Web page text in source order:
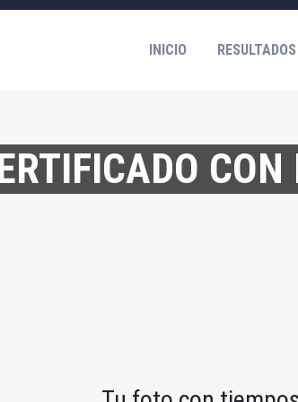
INICIO RESULTADOS
CON